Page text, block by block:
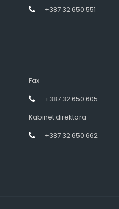
+387 32 650 551
Fax
+387 32 650 605
Kabinet direktora
+387 32 650 662